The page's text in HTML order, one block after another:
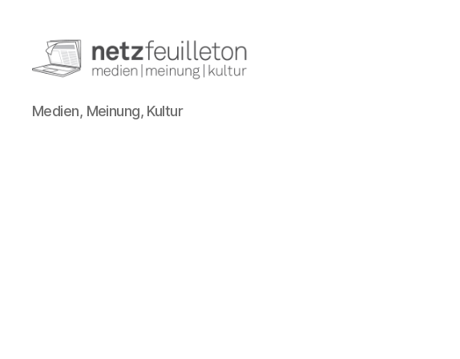
netzfeuilleton.de
Medien, Meinung, Kultur